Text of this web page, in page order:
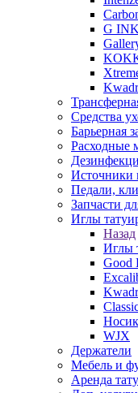
G INK
Средства
Барьерная
Расходные
Источники
Педали,
Запчасти
Иглы
Назад
Иглы
Good
WJX
Держатели
Мебель и
Аренда